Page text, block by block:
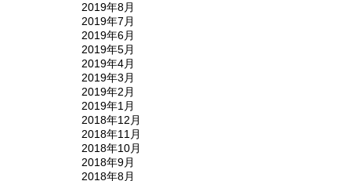
2019年8月
2019年7月
2019年6月
2019年5月
2019年4月
2019年3月
2019年2月
2019年1月
2018年12月
2018年11月
2018年10月
2018年9月
2018年8月